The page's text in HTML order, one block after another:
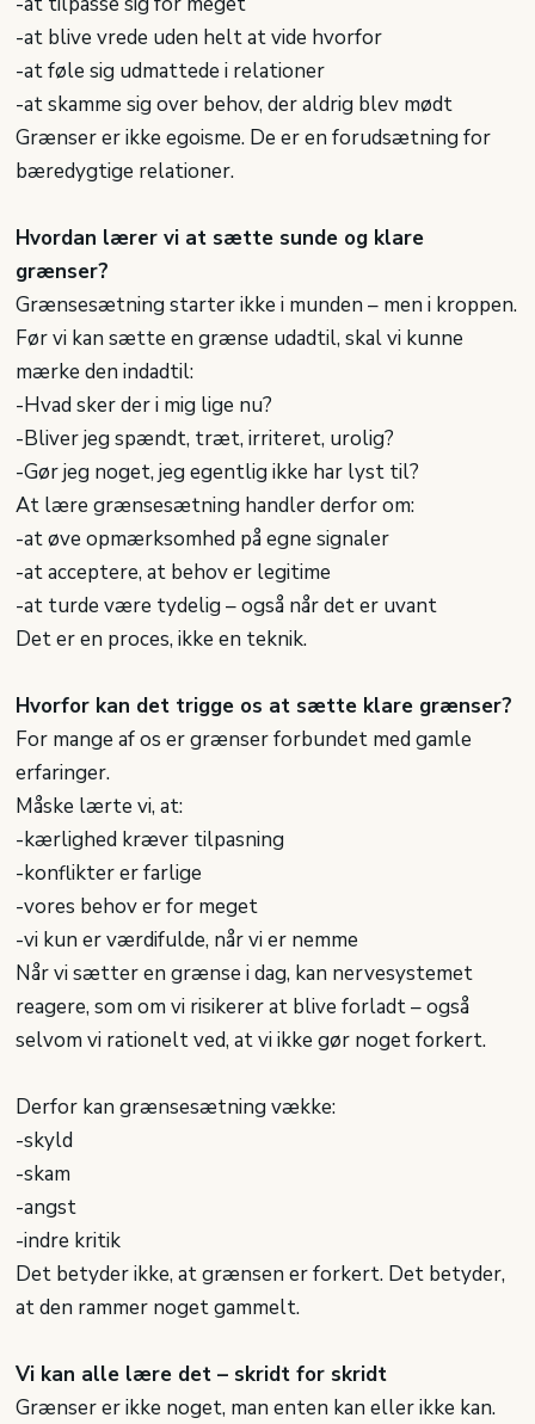
-​at blive vrede uden helt at vide hvorfor
-​at føle sig udmattede i relationer
-​at skamme sig over behov, der aldrig blev mødt
Grænser er ikke egoisme. De er en forudsætning for
bæredygtige relationer.
Hvordan lærer vi at sætte sunde og klare
grænser?
Grænsesætning starter ikke i munden – men i kroppen.
Før vi kan sætte en grænse udadtil, skal vi kunne
mærke den indadtil:
-​Hvad sker der i mig lige nu?
-​Bliver jeg spændt, træt, irriteret, urolig?
-​Gør jeg noget, jeg egentlig ikke har lyst til?
At lære grænsesætning handler derfor om:
-​at øve opmærksomhed på egne signaler
-​at acceptere, at behov er legitime
-​at turde være tydelig – også når det er uvant
Det er en proces, ikke en teknik.
Hvorfor kan det trigge os at sætte klare grænser?
For mange af os er grænser forbundet med gamle
erfaringer.
Måske lærte vi, at:
-​kærlighed kræver tilpasning
-​konflikter er farlige
-​vores behov er for meget
-​vi kun er værdifulde, når vi er nemme
Når vi sætter en grænse i dag, kan nervesystemet
reagere, som om vi risikerer at blive forladt – også
selvom vi rationelt ved, at vi ikke gør noget forkert.
Derfor kan grænsesætning vække:
-​skyld
-​skam
-​angst
-​indre kritik
Det betyder ikke, at grænsen er forkert. Det betyder,
at den rammer noget gammelt.
Vi kan alle lære det – skridt for skridt
Grænser er ikke noget, man enten kan eller ikke kan.